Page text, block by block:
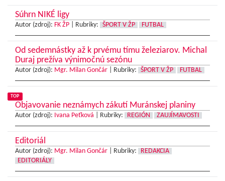
Súhrn NIKÉ ligy
Autor (zdroj): FK ŽP Rubriky: ŠPORT V ŽP FUTBAL
Od sedemnástky až k prvému tímu železiarov. Michal
Duraj prežíva výnimočnú sezónu
Autor (zdroj): Mgr. Milan Gončár Rubriky: ŠPORT V ŽP FUTBAL
TOP
Objavovanie neznámych zákutí Muránskej planiny
Autor (zdroj): Ivana Peťková Rubriky: REGIÓN ZAUJÍMAVOSTI
Editoriál
Autor (zdroj): Mgr. Milan Gončár Rubriky:
REDAKCIA
EDITORIÁLY